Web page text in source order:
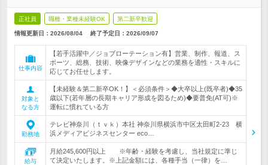
正社員 職種・業種未経験OK 第二新卒歓迎
情報更新日：2026/08/04 終了予定日： 2026/09/07
仕事内容
【若手活躍中／ジョブローテーション有】営業、制作、報道、ス
ポーツ、総務、技術、映像デザインなどの業務を適性・スキルに
応じてお任せします。
対象と
なる方
【未経験＆第二新卒OK！】＜必須条件＞◆大卒以上(既卒者)◆35
歳以下(若年層の長期キャリア形成を図るため)◆要普免(AT可)※
運転に慣れている方
勤務地
テレビ神奈川（ｔｖｋ）本社 神奈川県横浜市中区太田町2-23 横
浜メディアビジネスセンター eco…
給与
月給245,600円以上 ※年齢・経験を考慮し、当社規定に準じ
て決定いたします。※上記金額には、各種手当（一律）を…